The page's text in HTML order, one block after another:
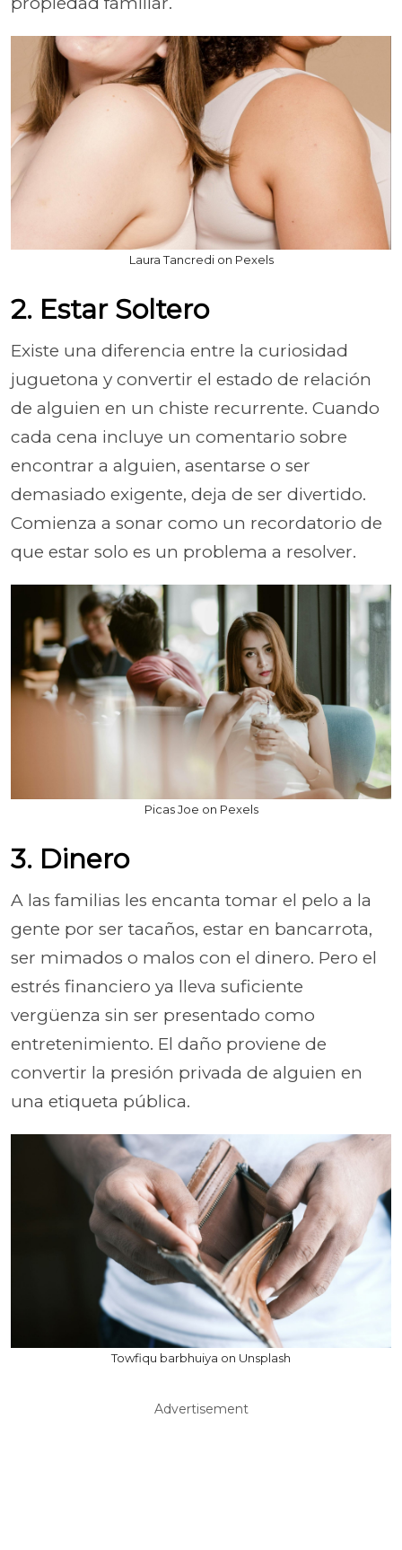
Laura Tancredi on Pexels
2. Estar Soltero
Existe una diferencia entre la curiosidad
juguetona y convertir el estado de relación
de alguien en un chiste recurrente. Cuando
cada cena incluye un comentario sobre
encontrar a alguien, asentarse o ser
demasiado exigente, deja de ser divertido.
Comienza a sonar como un recordatorio de
que estar solo es un problema a resolver.
Picas Joe on Pexels
3. Dinero
A las familias les encanta tomar el pelo a la
gente por ser tacaños, estar en bancarrota,
ser mimados o malos con el dinero. Pero el
estrés financiero ya lleva suficiente
vergüenza sin ser presentado como
entretenimiento. El daño proviene de
convertir la presión privada de alguien en
una etiqueta pública.
Towfiqu barbhuiya on Unsplash
Advertisement